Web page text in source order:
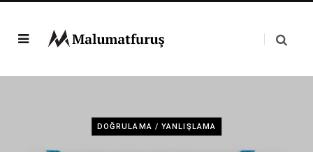
DOĞRULAMA / YANLIŞLAMA